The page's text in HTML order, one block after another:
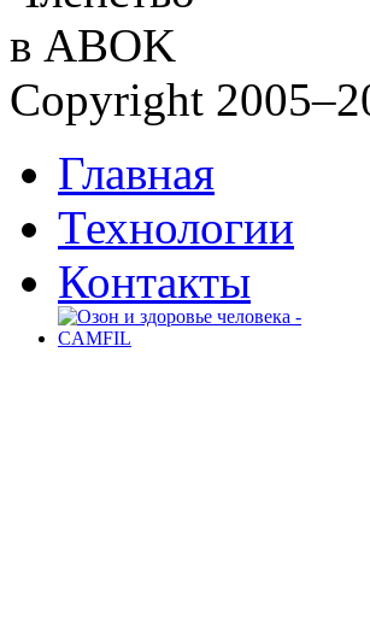
Copyright
Главная
Технологии
Контакты